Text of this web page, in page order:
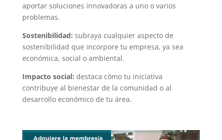
aportar soluciones innovadoras a uno o varios
problemas.
Sostenibilidad: subraya cualquier aspecto de
sostenibilidad que incorpore tu empresa, ya sea
económica, social o ambiental.
Impacto social: destaca cómo tu iniciativa
contribuye al bienestar de la comunidad o al
desarrollo económico de tu área.